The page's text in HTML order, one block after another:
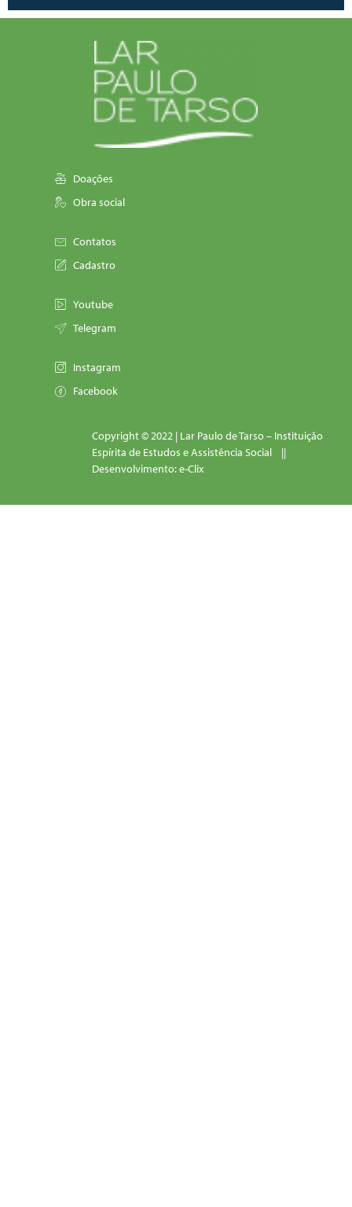
Doações
Obra social
Contatos
Cadastro
Youtube
Telegram
Instagram
Facebook
Copyright © 2022 | Lar Paulo de Tarso – Instituição
Espírita de Estudos e Assistência Social ||
Desenvolvimento: e-Clix